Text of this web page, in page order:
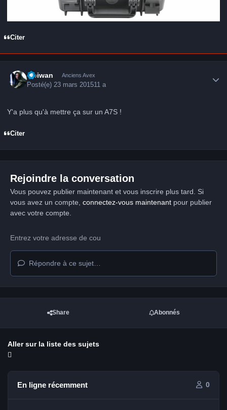
Citer
Obiwan Anciens Avex
Posté(e) 23 mars 201511 a
Y'a plus qu'à mettre ça sur un A7S !
Citer
Rejoindre la conversation
Vous pouvez publier maintenant et vous inscrire plus tard. Si
vous avez un compte, connectez-vous maintenantpour publier
avec votre compte.
Répondre à ce sujet…
Share Abonnés
Aller sur la liste des sujets
En ligne récemment 0